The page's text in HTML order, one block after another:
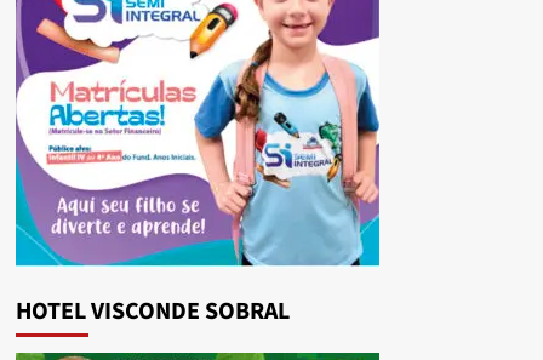
HOTEL VISCONDE SOBRAL